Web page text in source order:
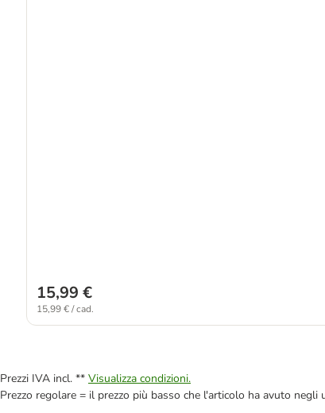
15,99 €
15,99 € / cad.
Prezzi IVA incl. ** Visualizza condizioni.
Prezzo regolare = il prezzo più basso che l'articolo ha avuto